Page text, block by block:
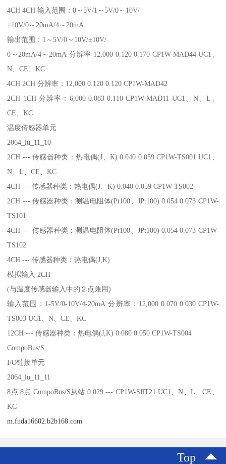
4CH 4CH 输入范围：0～5V/1～5V/0～10V/
±10V/0～20mA/4～20mA
输出范围：1～5V/0～10V/±10V/
0～20mA/4～20mA 分辨率 12,000 0.120 0.170 CP1W-MAD44 UC1、
N、CE、KC
4CH 2CH 分辨率：12,000 0.120 0.120 CP1W-MAD42
2CH 1CH 分辨率：6,000 0.083 0.110 CP1W-MAD11 UC1、N、L、
CE、KC
温度传感器单元
2064_lu_11_10
2CH --- 传感器种类：热电偶(J、K) 0.040 0.059 CP1W-TS001 UC1、
N、L、CE、KC
4CH --- 传感器种类：热电偶(J、K) 0.040 0.059 CP1W-TS002
2CH --- 传感器种类：测温电阻体(Pt100、JPt100) 0.054 0.073 CP1W-
TS101
4CH --- 传感器种类：测温电阻体(Pt100、JPt100) 0.054 0.073 CP1W-
TS102
4CH --- 传感器种类：热电偶(J,K)
模拟输入 2CH
(与温度传感器输入中的２点兼用)
输入范围：1-5V/0-10V/4-20mA 分辨率：12,000 0.070 0.030 CP1W-
TS003 UC1、N、CE、KC
12CH --- 传感器种类：热电偶(J,K) 0.080 0.050 CP1W-TS004
CompoBus/S
I/O链接单元
2064_lu_11_11
8点 8点 CompoBus/S从站 0.029 --- CP1W-SRT21 UC1、N、L、CE、
KC
m.fuda16602.b2b168.com
Top